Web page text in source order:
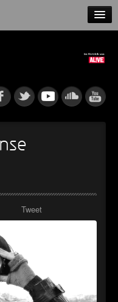
Tweet